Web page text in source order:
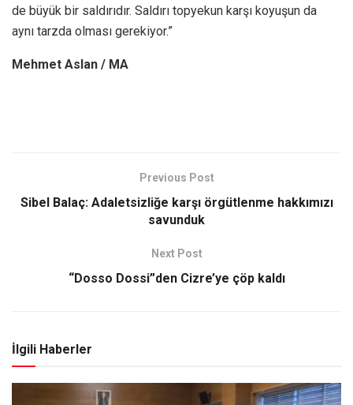
de büyük bir saldırıdır. Saldırı topyekun karşı koyuşun da
aynı tarzda olması gerekiyor.”
Mehmet Aslan / MA
Previous Post
Sibel Balaç: Adaletsizliğe karşı örgütlenme hakkımızı
savunduk
Next Post
“Dosso Dossi”den Cizre’ye çöp kaldı
İlgili Haberler